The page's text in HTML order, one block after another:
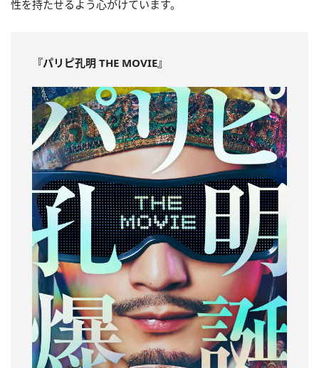
性を持たせるよう心がけています。
『パリピ孔明 THE MOVIE』